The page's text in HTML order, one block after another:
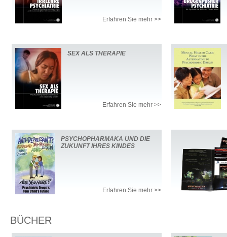
Erfahren Sie mehr >>
SEX ALS THERAPIE
Erfahren Sie mehr >>
PSYCHOPHARMAKA UND DIE
ZUKUNFT IHRES KINDES
Erfahren Sie mehr >>
BÜCHER